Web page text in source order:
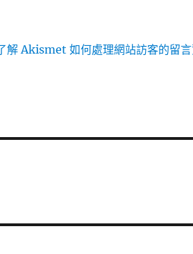
解 Akismet 如何處理網站訪客的留